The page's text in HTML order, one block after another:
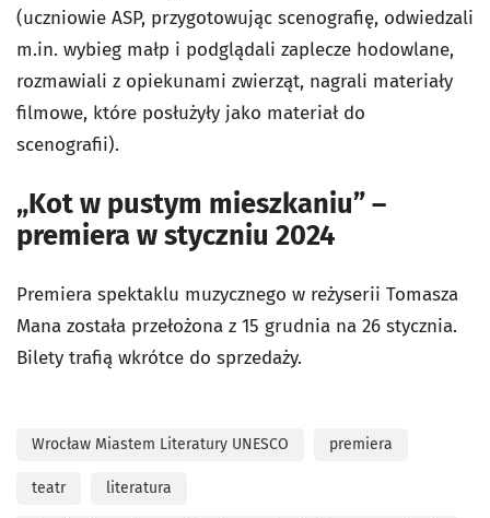
(uczniowie ASP, przygotowując scenografię, odwiedzali
m.in. wybieg małp i podglądali zaplecze hodowlane,
rozmawiali z opiekunami zwierząt, nagrali materiały
filmowe, które posłużyły jako materiał do
scenografii).
„Kot w pustym mieszkaniu” –
premiera w styczniu 2024
Premiera spektaklu muzycznego w reżyserii Tomasza
Mana została przełożona z 15 grudnia na 26 stycznia.
Bilety trafią wkrótce do sprzedaży.
Wrocław Miastem Literatury UNESCO premiera
teatr literatura